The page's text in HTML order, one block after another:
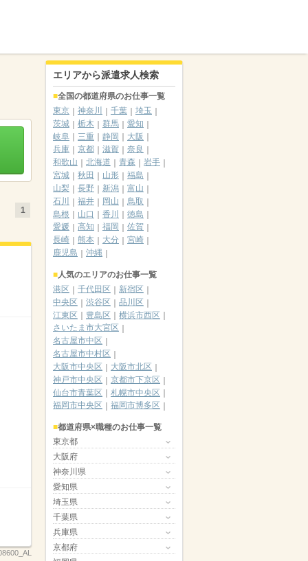
1
エリアから派遣求人検索
全国の都道府県のお仕事一覧
東京
神奈川 千葉
埼玉
茨城
栃木 群馬
愛知
岐阜
三重 静岡
大阪
兵庫
京都 滋賀
奈良
和歌山
北海道 青森
岩手
宮城
秋田 山形
福島
山梨
長野 新潟
富山
石川
福井 岡山
鳥取
島根
山口 香川
徳島
愛媛
高知 福岡
佐賀
長崎
熊本 大分
宮崎
鹿児島
沖縄
人気のエリアのお仕事一覧
港区
千代田区
新宿区
中央区
渋谷区
品川区
江東区
豊島区
横浜市西区
さいたま市大宮区
名古屋市中区
名古屋市中村区
大阪市中央区
大阪市北区
神戸市中央区
京都市下京区
仙台市青葉区
札幌市中央区
福岡市中央区
福岡市博多区
都道府県×職種のお仕事一覧
東京都
大阪府
神奈川県
愛知県
埼玉県
千葉県
兵庫県
京都府